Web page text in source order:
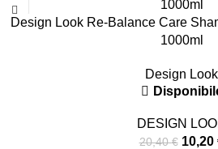
Design Look Re-Balance Care
1000ml
Design Look
DESIGN
20,40€ 10,20